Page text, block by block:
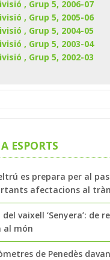
, Grup 5, 2006-07
, Grup 5, 2005-06
, Grup 5, 2004-05
, Grup 5, 2003-04
, Grup 5, 2002-03
ESPORTS
es prepara per al
afectacions al
vaixell ‘Senyera’: de
al món
de Penedès